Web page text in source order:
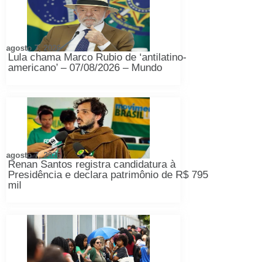
Lula chama Marco Rubio de ‘antilatino-
americano’ – 07/08/2026 – Mundo
agosto 7, 2026
Renan Santos registra candidatura à
Presidência e declara patrimônio de R$ 795
mil
agosto 7, 2026